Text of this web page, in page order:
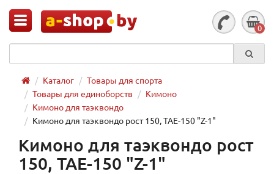
0
Каталог
Товары для спорта
Товары для единоборств
Кимоно
Кимоно для таэквондо
Кимоно для таэквондо рост 150, TAE-150 "Z-1"
Кимоно для таэквондо рост
150, TAE-150 "Z-1"